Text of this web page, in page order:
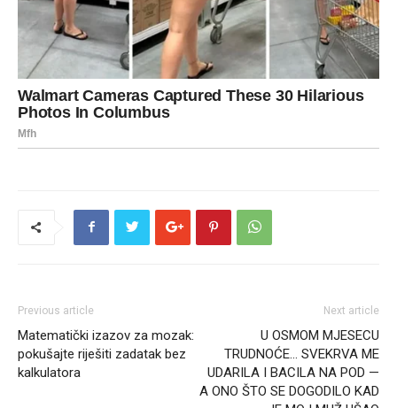
Previous article
Matematički izazov za mozak:
pokušajte riješiti zadatak bez
kalkulatora
Next article
U OSMOM MJESECU
TRUDNOĆE… SVEKRVA ME
UDARILA I BACILA NA POD —
A ONO ŠTO SE DOGODILO KAD